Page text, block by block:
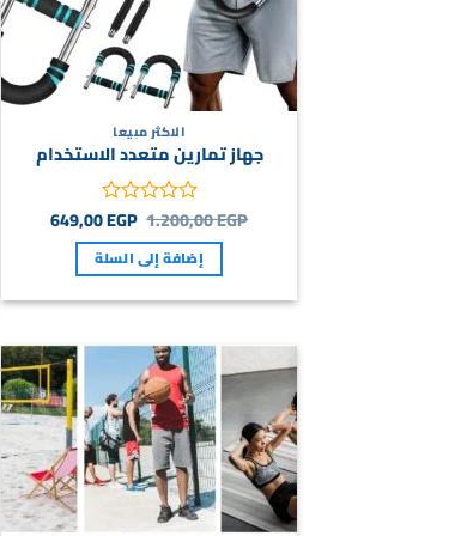
الاكثر مبيعا
جهاز تمارين متعدد الاستخدام
تم
0
من
1.200,00EGP السعر
الأصلي
هو:
1.200,00 EGP.
649,00EGP السعر
الحالي
إضافة إلى السلة
Add to
wishlist